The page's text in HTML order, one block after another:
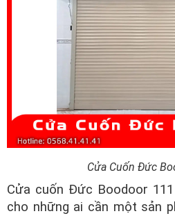
Cửa Cuốn Đức
Cửa cuốn Đức Boodoor
cho những ai cần một sản